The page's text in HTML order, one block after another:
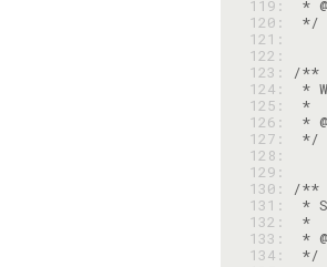
119:
120:
*/
121:
122:
123:
124:
125:
126:
127:
*/
128:
129:
130:
131:
132:
133:
134:
*/